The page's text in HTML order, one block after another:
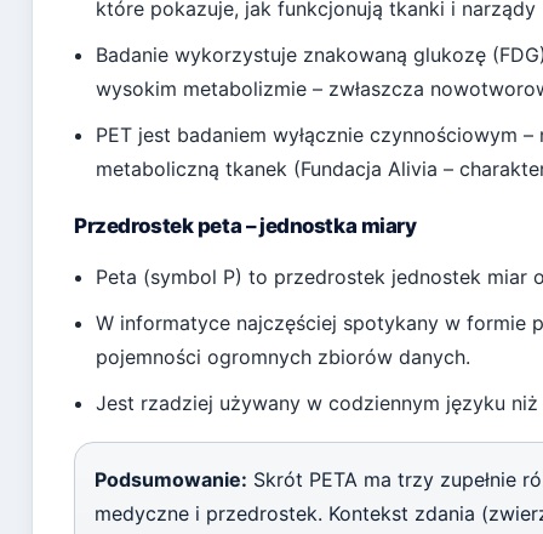
które pokazuje, jak funkcjonują tkanki i narządy
Badanie wykorzystuje znakowaną glukozę
wysokim metabolizmie – zwłaszcza
PET jest badaniem wyłącznie czynnościowym
metaboliczną tkanek (Fundacja Alivia –
Przedrostek peta – jednostka miary
Peta (symbol P) to przedrostek jednostek miar
W informatyce najczęściej spotykany w formie
pojemności ogromnych zbiorów danych.
Jest rzadziej używany w codziennym języku
Podsumowanie: Skrót PETA ma trzy zupełnie
medyczne i przedrostek. Kontekst zdania